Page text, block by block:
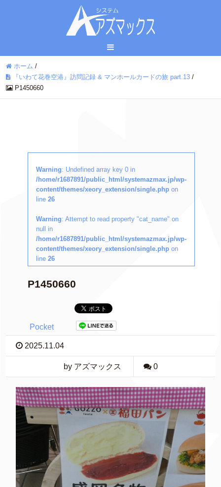
ホーム /
『いわて花巻空港』訪問記録 & マンホールカードの旅 part.13 /
P1450660
Warning: Undefined array key 0 in
/home/r1687891/public_html/systemazmax.jp/wp-
content/themes/xeory_extension/single.php on
line 26
Warning: Attempt to read property "cat_name" on
null in
/home/r1687891/public_html/systemazmax.jp/wp-
content/themes/xeory_extension/single.php on
line 26
P1450660
Pocket
2025.11.04
by アズマックス 0